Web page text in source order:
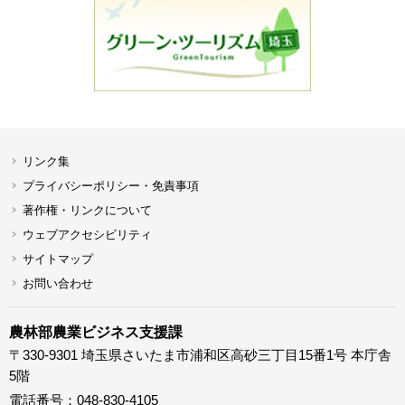
リンク集
プライバシーポリシー・免責事項
著作権・リンクについて
ウェブアクセシビリティ
サイトマップ
お問い合わせ
農林部農業ビジネス支援課
〒330-9301 埼玉県さいたま市浦和区高砂三丁目15番1号 本庁舎
5階
電話番号：048-830-4105